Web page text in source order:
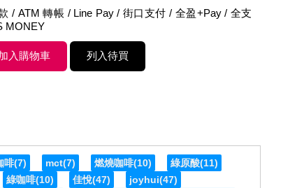
/ ATM 轉帳 / Line Pay / 街口支付 / 全盈+Pay / 全支
MONEY
啡(7) mct(7) 燃燒咖啡(10) 綠原酸(11)
綠咖啡(10) 佳悅(47) joyhui(47)